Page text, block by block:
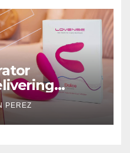
Art
User
PEREZ